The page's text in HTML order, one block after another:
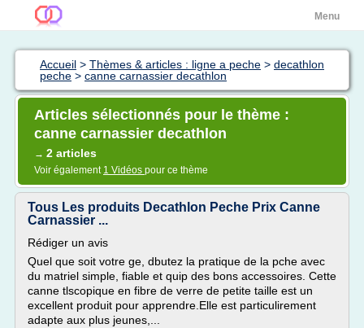
Menu
Accueil > Thèmes & articles : ligne a peche > decathlon
peche > canne carnassier decathlon
Articles sélectionnés pour le thème :
canne carnassier decathlon
→ 2 articles
Voir également 1 Vidéos pour ce thème
Tous Les produits Decathlon Peche Prix Canne
Carnassier ...
Rédiger un avis
Quel que soit votre ge, dbutez la pratique de la pche avec
du matriel simple, fiable et quip des bons accessoires. Cette
canne tlscopique en fibre de verre de petite taille est un
excellent produit pour apprendre.Elle est particulirement
adapte aux plus jeunes,...